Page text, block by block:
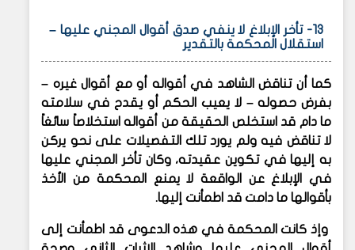
13- تأخر الإبلاغ لا ينفي صدق أقوال المجني عليها –
استقلال المحكمة بالتقدير
كما أن تناقض الشاهد في أقواله أو مع أقوال غيره –
بفرض حصوله – لا يعيب الحكم أو يقدح في سلامته
ما دام قد استخلص الحقيقة من أقواله استخلاصاً سائغاً
لا تناقض فيه ولم يورد تلك التفصيلات على نحو يركن
به إليها في تكوين عقيدته، وكان تأخر المجني عليها
في الإبلاغ عن الواقعة لا يمنع المحكمة من الأخذ
بأقوالها ما دامت قد اطمأنت إليها.
وإذ كانت المحكمة في هذه الدعوى قد اطمأنت إلى